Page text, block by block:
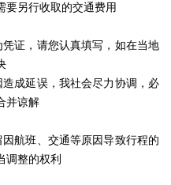
要另行收取的交通费用
证，请您认真填写，如在当地
成延误，我社会尽力协调，必
并谅解
航班、交通等原因导致行程的
调整的权利